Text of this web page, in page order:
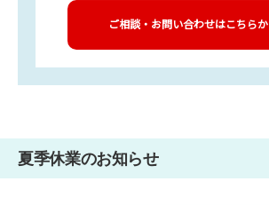
ご相談・お問い合わせはこちらか
夏季休業のお知らせ